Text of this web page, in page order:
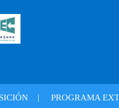
| PROGRAMA